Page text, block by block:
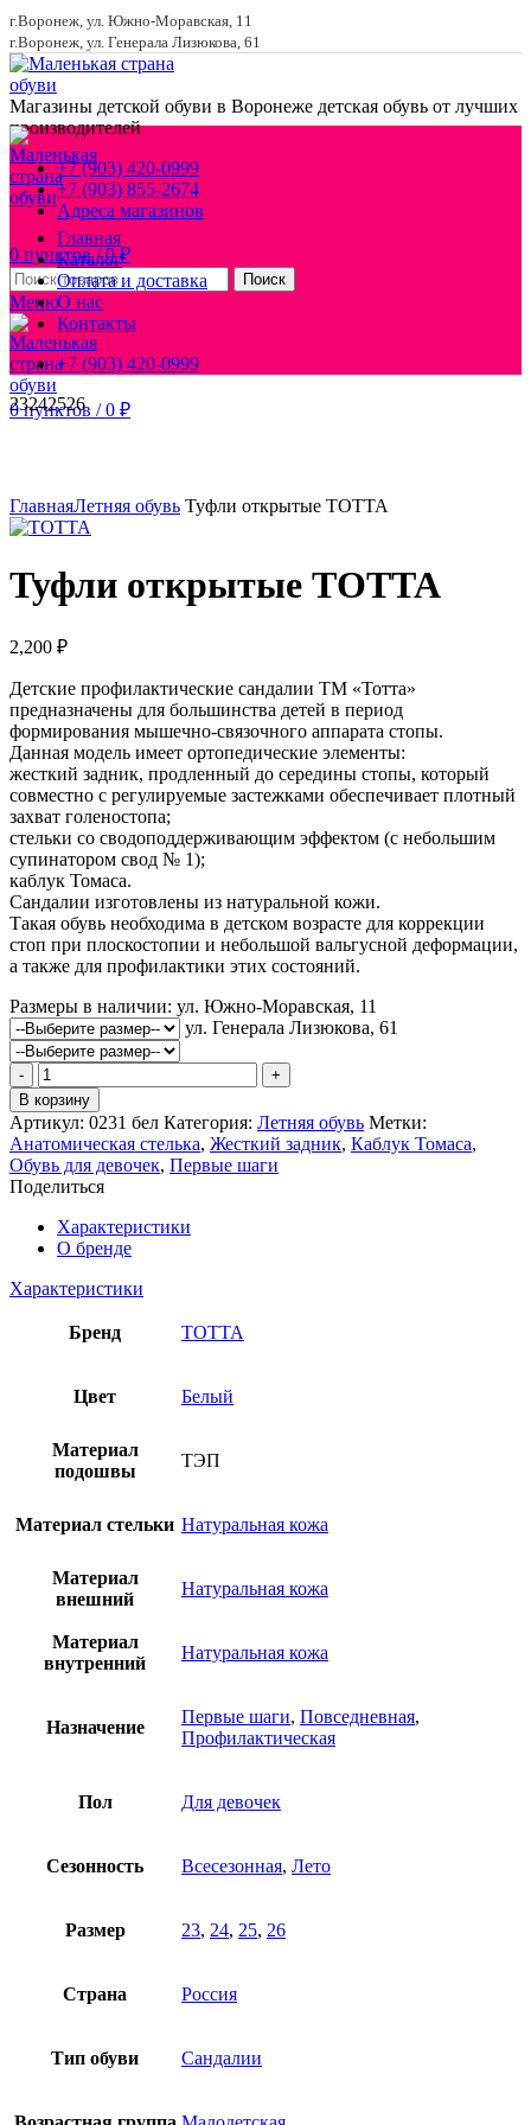
г.Воронеж, ул. Южно-Моравская, 11
г.Воронеж, ул. Генерала Лизюкова, 61
Магазины детской обуви в Воронеже детская обувь от лучших
производителей
+7 (903) 420-0999
+7 (903) 855-2674
Адреса магазинов
0 пунктов / 0₽
Поиск
Меню
0пунктов / 0 ₽
Главная
Каталог
Оплата и доставка
О нас
Контакты
+7 (903) 420-0999
23242526
ГлавнаяЛетняя обувь Туфли открытые ТОТТА
Туфли открытые ТОТТА
2,200 ₽
Детские профилактические сандалии ТМ «Тотта»
предназначены для большинства детей в период
формирования мышечно-связочного аппарата стопы.
Данная модель имеет ортопедические элементы:
жесткий задник, продленный до середины стопы, который
совместно с регулируемые застежками обеспечивает плотный
захват голеностопа;
стельки со сводоподдерживающим эффектом (с небольшим
супинатором свод № 1);
каблук Томаса.
Сандалии изготовлены из натуральной кожи.
Такая обувь необходима в детском возрасте для коррекции
стоп при плоскостопии и небольшой вальгусной деформации,
а также для профилактики этих состояний.
Размеры в наличии: ул. Южно-Моравская, 11
ул. Генерала Лизюкова, 61
Количество
товара
Туфли
открытые
ТОТТА
В корзину
Артикул: 0231 бел Категория: Летняя обувь Метки:
Анатомическая стелька, Жесткий задник, Каблук Томаса,
Обувь для девочек, Первые шаги
Поделиться
Характеристики
О бренде
Характеристики
Бренд ТОТТА
Цвет Белый
Материал
подошвы
ТЭП
Материал стельки Натуральная кожа
Материал
внешний
Натуральная кожа
Материал
внутренний
Натуральная кожа
Назначение
Первые шаги, Повседневная,
Профилактическая
Пол Для девочек
Сезонность Всесезонная, Лето
Размер 23, 24, 25, 26
Страна Россия
Тип обуви Сандалии